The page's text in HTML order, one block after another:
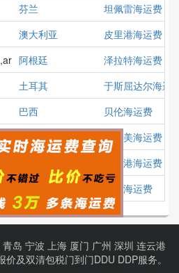
芬兰
坦佩雷海运费
澳大利亚
皮里港海运费
阿根廷
泽拉特海运费
土耳其
于斯屈达尔海运
巴西
贝伦海运费
圣多美和普林西比
圣多美海运费
头顿港海运费
赤道几内亚 巴塔海运费
青岛 宁波 上海 厦门 广州 深圳 连云港
价及双清包税门到门DDU DDP服务。